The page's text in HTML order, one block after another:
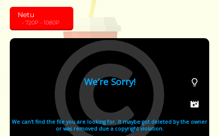
Netu
‎ ‎ ‎ - 720P - 1080P